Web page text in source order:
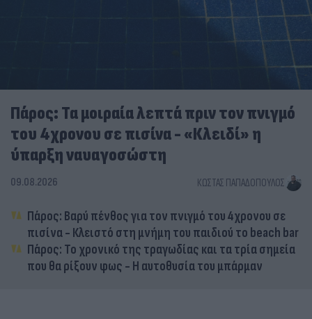
Πάρος: Τα μοιραία λεπτά πριν τον πνιγμό
του 4χρονου σε πισίνα - «Κλειδί» η
ύπαρξη ναυαγοσώστη
09.08.2026 ΚΏΣΤΑΣ ΠΑΠΑΔΌΠΟΥΛΟΣ
Πάρος: Βαρύ πένθος για τον πνιγμό του 4χρονου σε
πισίνα - Κλειστό στη μνήμη του παιδιού το beach bar
Πάρος: Το χρονικό της τραγωδίας και τα τρία σημεία
που θα ρίξουν φως - Η αυτοθυσία του μπάρμαν